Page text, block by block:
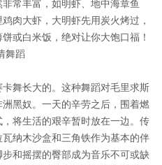
常丰富，如明虾、地中海章鱼
肉大虾，大明虾先用炭火烤过，
或白米饭，绝对让你大饱口福！
舞蹈
舞长大的。这种舞蹈对毛里求斯
黑奴。一天的辛劳之后，围着燃
将生活的艰辛暂时放在一边。传
纳木沙盒和三角铁作为基本的伴
和摇摆的臀部成为音乐不可或缺